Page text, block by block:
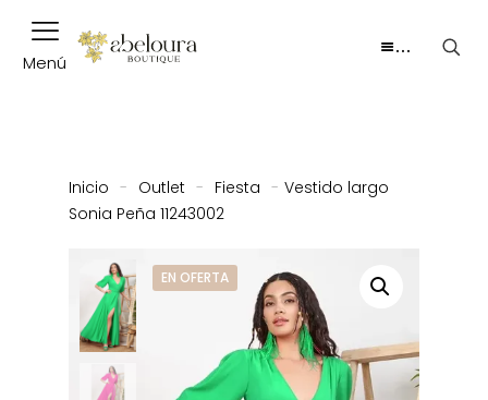
Menú
…
Inicio - Outlet - Fiesta - Vestido largo
Sonia Peña 11243002
EN OFERTA